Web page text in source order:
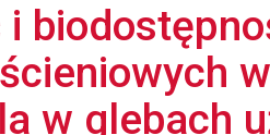
i
w glebach